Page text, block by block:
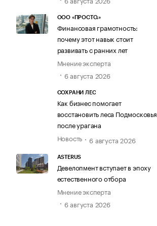
ООО «ПРОСТО.»
Финансовая грамотность:
почему этот навык стоит
развивать с ранних лет
Мнение эксперта
6 августа 2026
СОХРАНИ ЛЕС
Как бизнес помогает
восстановить леса Подмосковья
после урагана
Новость
6 августа 2026
ASTERUS
Девелопмент вступает в эпоху
естественного отбора
Мнение эксперта
6 августа 2026